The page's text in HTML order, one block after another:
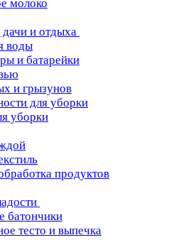
молоко
и отдыха
воды
и батарейки
и грызунов
для уборки
уборки
продуктов
батончики
тесто и выпечка